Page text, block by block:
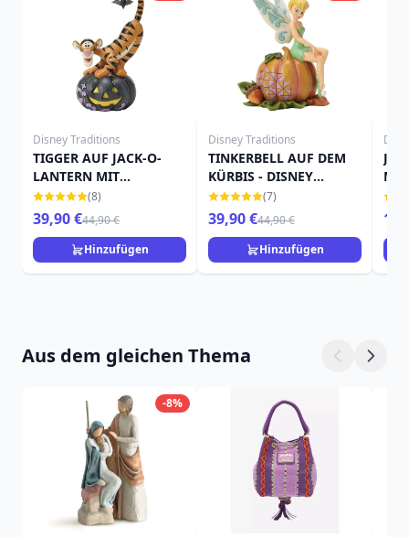
Disney Traditions
TIGGER AUF JACK-O-
LANTERN MIT
FLEDERMAUS - DISNEY
TRADITIONS
(8)
39,90 €44,90 €
Hinzufügen
Disney Traditions
TINKERBELL AUF DEM
KÜRBIS - DISNEY
TRADITIONS
(7)
39,90 €44,90 €
Hinzufügen
Aus dem gleichen Thema
-8%